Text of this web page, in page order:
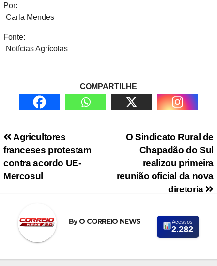
Por:
Carla Mendes
Fonte:
Notícias Agrícolas
COMPARTILHE
Navegação de PostO Sindicato Rural de
Chapadão do Sul
realizou primeira
reunião oficial da nova
diretoria
Agricultores
franceses protestam
contra acordo UE-
Mercosul
ByO CORREIO NEWS Acessos
2.282